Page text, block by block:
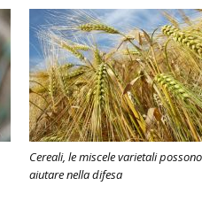
Cereali, le miscele varietali possono
aiutare nella difesa